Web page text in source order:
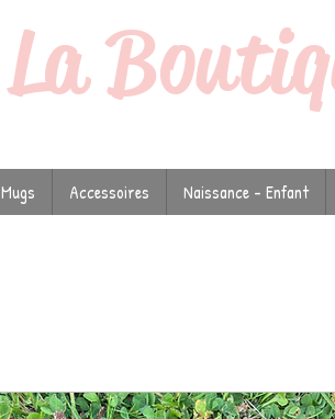
La
Mugs Accessoires Naissance - Enfant